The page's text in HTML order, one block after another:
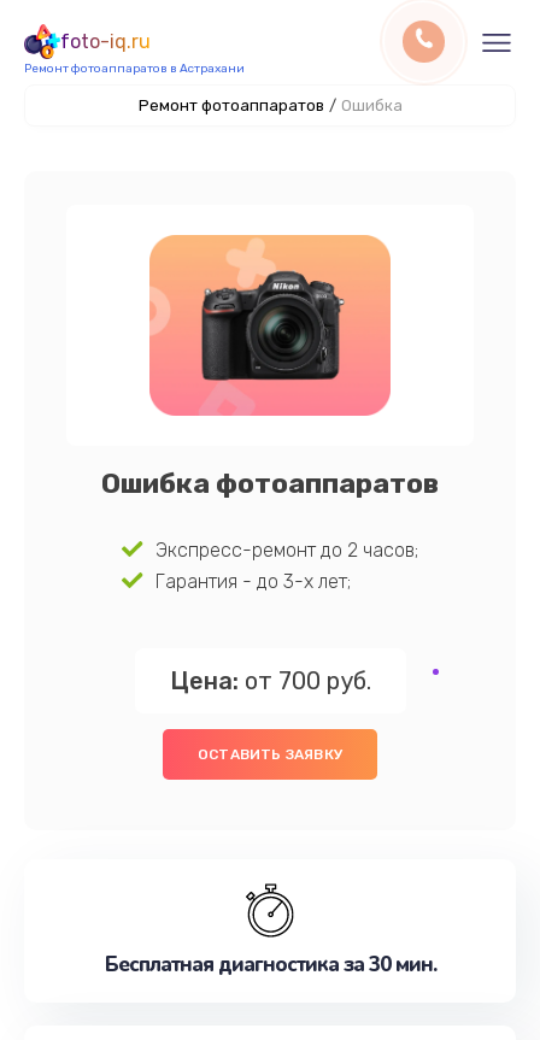
foto-iq.ru
Ремонт фотоаппаратов в Астрахани
Ремонт фотоаппаратов / Ошибка
Ошибка фотоаппаратов
Экспресс-ремонт до 2 часов;
Гарантия - до 3-х лет;
Цена: от 700 руб.
ОСТАВИТЬ ЗАЯВКУ
Бесплатная диагностика за 30 мин.